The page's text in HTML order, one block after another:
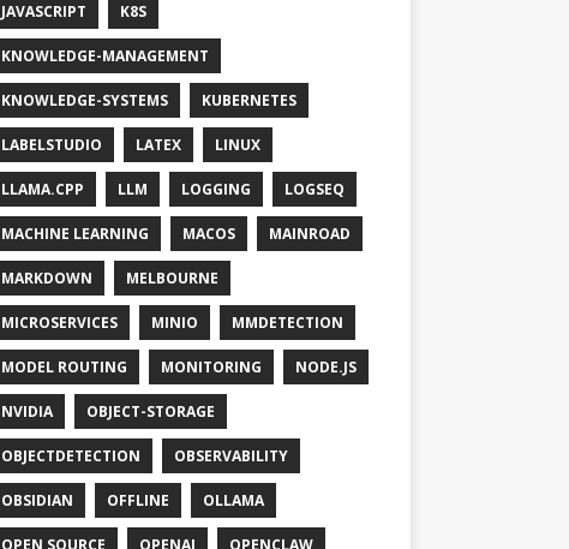
JAVASCRIPT K8S
KNOWLEDGE-MANAGEMENT
KNOWLEDGE-SYSTEMS KUBERNETES
LABELSTUDIO LATEX LINUX
LLAMA.CPP LLM LOGGING LOGSEQ
MACHINE LEARNING MACOS MAINROAD
MARKDOWN MELBOURNE
MICROSERVICES MINIO MMDETECTION
MODEL ROUTING MONITORING NODE.JS
NVIDIA OBJECT-STORAGE
OBJECTDETECTION OBSERVABILITY
OBSIDIAN OFFLINE OLLAMA
OPEN SOURCE OPENAI OPENCLAW